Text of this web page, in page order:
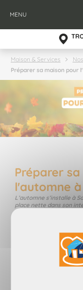
MENU
Maison & Services
Préparer sa maison pour
Préparer
l'automne
L’automne s’installe à
place nette dans son
propre et sereine.